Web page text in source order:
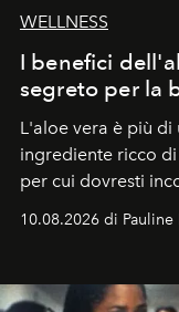
WELLNESS
I benefici
segreto per la
L'aloe vera è più di
ingrediente ricco
per cui dovresti
e benessere.
10.08.2026 di